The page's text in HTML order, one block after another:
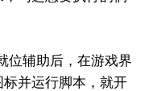
位辅助后，在游戏界
并运行脚本，就开